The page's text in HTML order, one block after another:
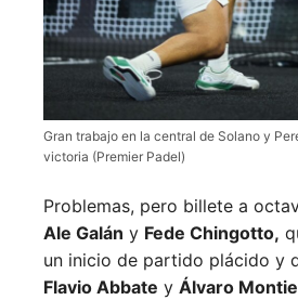
Gran trabajo en la central de Solano y
victoria (Premier Padel)
Problemas, pero billete a
Ale Galán y Fede Chingotto,
un inicio de partido plácido y
Flavio Abbate y Álvaro